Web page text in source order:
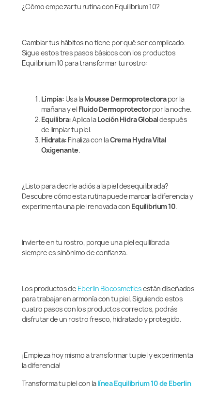
¿Cómo empezar tu rutina con Equilibrium 10?
Cambiar tus hábitos no tiene por qué ser complicado.
Sigue estos tres pasos básicos con los productos
Equilibrium 10 para transformar tu rostro:
Limpia: Usa laMousse Dermoprotectora por la
mañana y el Fluido Dermoprotectorpor la noche.
Equilibra:Aplica laLoción Hidra Globaldespués
de limpiar tu piel.
Hidrata: Finaliza con laCrema Hydra Vital
Oxigenante.
¿Listo para decirle adiós a la piel desequilibrada?
Descubre cómo esta rutina puede marcar la diferencia y
experimenta una piel renovada con Equilibrium 10.
Invierte en tu rostro, porque una piel equilibrada
siempre es sinónimo de confianza.
Los productos de Eberlin Biocosmeticsestán diseñados
para trabajar en armonía con tu piel. Siguiendo estos
cuatro pasos con los productos correctos, podrás
disfrutar de un rostro fresco, hidratado y protegido.
¡Empieza hoy mismo a transformar tu piel y experimenta
la diferencia!
Transforma tu piel con lalínea Equilibrium 10 de Eberlin